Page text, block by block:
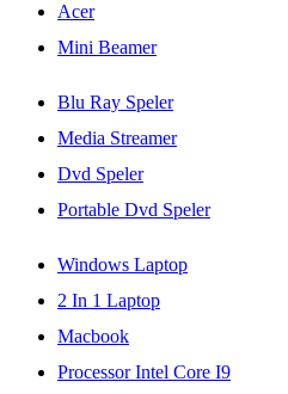
Acer
Mini Beamer
Blu Ray Speler
Media Streamer
Dvd Speler
Portable Dvd Speler
Windows Laptop
2 In 1 Laptop
Macbook
Processor Intel Core I9